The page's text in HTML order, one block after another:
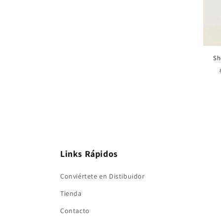
Links Rápidos
Conviértete en Distibuidor
Tienda
Contacto